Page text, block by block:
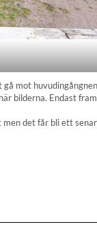
mot
bilderna. Endast
det får bli ett